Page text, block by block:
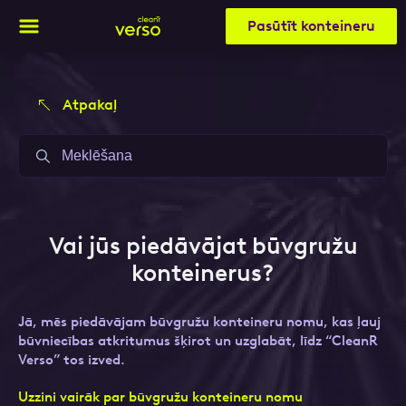
Pasūtīt konteineru
Atpakaļ
Vai jūs piedāvājat būvgružu
konteinerus?
Jā, mēs piedāvājam būvgružu konteineru nomu, kas ļauj
būvniecības atkritumus šķirot un uzglabāt, līdz “CleanR
Verso” tos izved.
Uzzini vairāk par būvgružu konteineru nomu
Aizpildi pieteikuma formu un mēs ar tevi
sazināsimies
Kontakttālrunis
Aizpildi pieteikuma formu un mēs ar tevi
sazināsimies
Kontakttālrunis